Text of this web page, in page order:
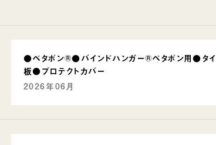
●ペタポン®●バインドハンガー®ペタポン用●タ
板●プロテクトカバー
2026年06月